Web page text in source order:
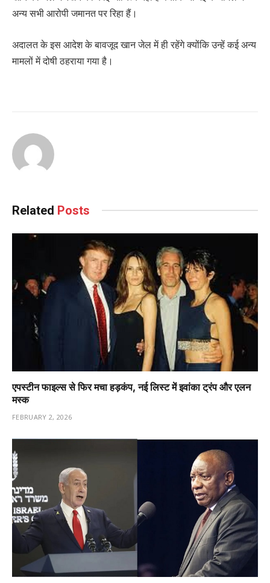
अन्य सभी आरोपी जमानत पर रिहा हैं।
अदालत के इस आदेश के बावजूद खान जेल में ही रहेंगे क्योंकि उन्हें कई अन्य
मामलों में दोषी ठहराया गया है।
Related Posts
एपस्टीन फाइल्स से फिर मचा हड़कंप, नई लिस्ट में इवांका ट्रंप और एलन
मस्क
FEBRUARY 2, 2026